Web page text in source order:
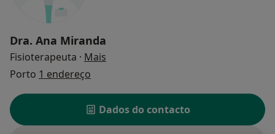
Dra. Ana Miranda
Fisioterapeuta · Mais
Porto 1 endereço
Dados do contacto